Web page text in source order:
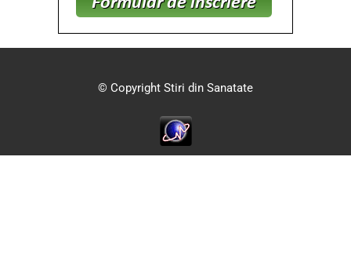
© Copyright Stiri din Sanatate